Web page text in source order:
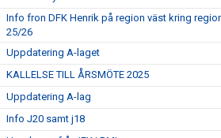
Info fron DFK Henrik på region väst kring
25/26
Uppdatering A-laget
KALLELSE TILL ÅRSMÖTE 2025
Uppdatering A-lag
Info J20 samt j18